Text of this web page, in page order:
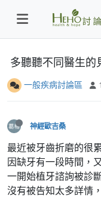
多聽聽不同醫生的
一般疾病討論區 1
神經歐吉桑
最近被牙齒折磨的很
因缺牙有一段時間，
一開始植牙諮詢被診
沒有被告知太多詳情